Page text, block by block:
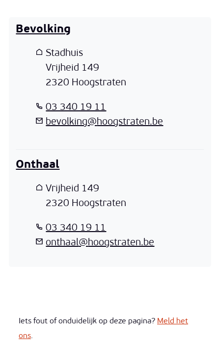
Bevolking
Adres Stadhuis
Vrijheid 149
,2320 Hoogstraten
03 340 19 11
E-mailbevolking@hoogstraten.be
Onthaal
Adres Vrijheid 149
,2320 Hoogstraten
03 340 19 11
E-mailonthaal@hoogstraten.be
Iets fout of onduidelijk op deze pagina? Meld het
ons.